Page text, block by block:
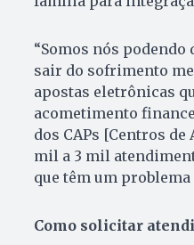
“Somos nós podendo
sair do sofrimento
apostas eletrônicas
acometimento
dos CAPs [Centros
mil a 3 mil
que têm um
Como solicitar